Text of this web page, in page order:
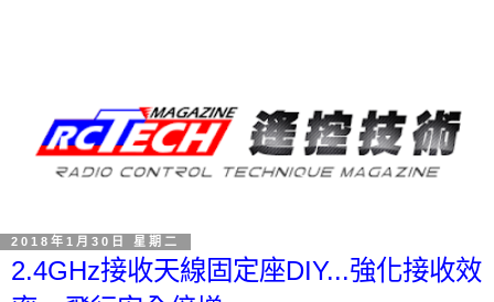
2018年1月30日 星期二
2.4GHz接收天線固定座DIY...強化接收效